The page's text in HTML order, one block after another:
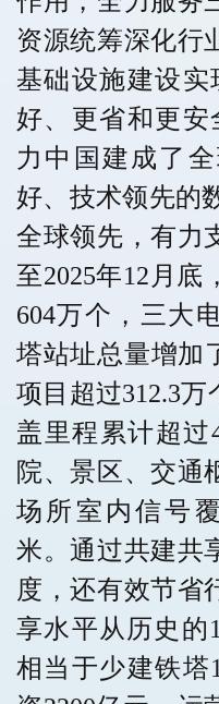
资源统筹深化行
基础设施建设实
好、更省和更安
力中国建成了
好、技术领先的
全球领先，有力
至2025年12月底
604万个，三大
塔站址总量增加
项目超过312.3
盖里程累计超过
院、景区、交通
场所室内信号
米。通过共建共
度，还有效节省
享水平从历史的
相当于少建铁塔